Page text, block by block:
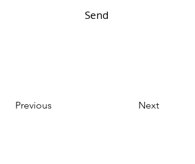
Send
Previous Next